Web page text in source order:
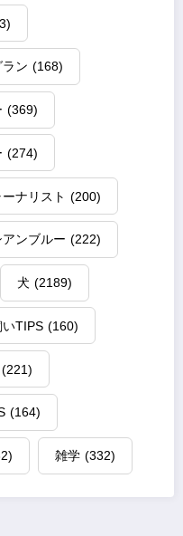
ラン (168)
(369)
(274)
ナリスト (200)
アンブルー (222)
犬 (2189)
TIPS (160)
(221)
(164)
雑学 (332)